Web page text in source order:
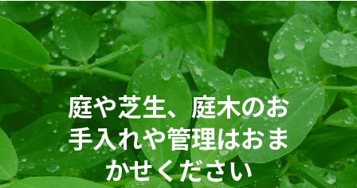
庭や芝生、庭木のお
手入れや管理はおま
かせください